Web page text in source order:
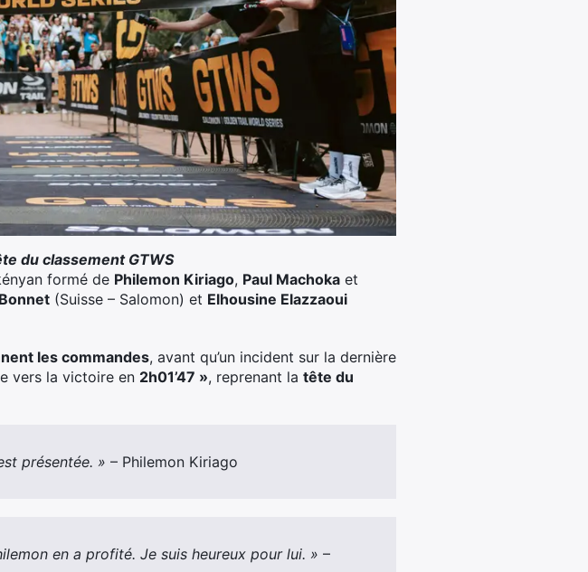
du classement GTWS
formé de Philemon Kiriago, Paul Machoka et
(Suisse – Salomon) et Elhousine Elazzaoui
les commandes, avant qu’un incident sur la dernière
vers la victoire en 2h01’47 », reprenant la tête du
présentée. » – Philemon Kiriago
en a profité. Je suis heureux pour lui. » –